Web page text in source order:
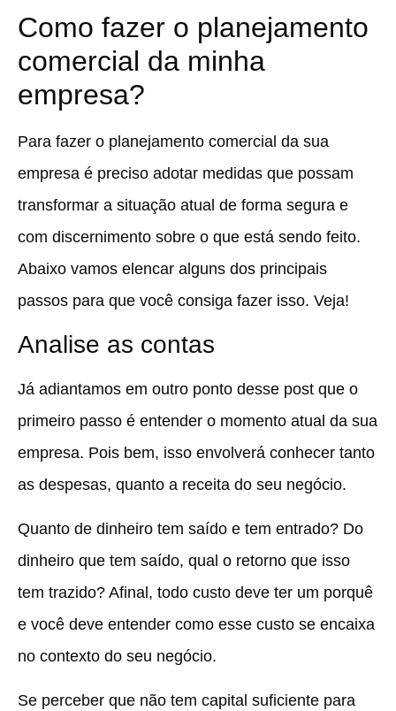
Como fazer o planejamento
comercial da minha
empresa?
Para fazer o planejamento comercial da sua
empresa é preciso adotar medidas que possam
transformar a situação atual de forma segura e
com discernimento sobre o que está sendo feito.
Abaixo vamos elencar alguns dos principais
passos para que você consiga fazer isso. Veja!
Analise as contas
Já adiantamos em outro ponto desse post que o
primeiro passo é entender o momento atual da sua
empresa. Pois bem, isso envolverá conhecer tanto
as despesas, quanto a receita do seu negócio.
Quanto de dinheiro tem saído e tem entrado? Do
dinheiro que tem saído, qual o retorno que isso
tem trazido? Afinal, todo custo deve ter um porquê
e você deve entender como esse custo se encaixa
no contexto do seu negócio.
Se perceber que não tem capital suficiente para